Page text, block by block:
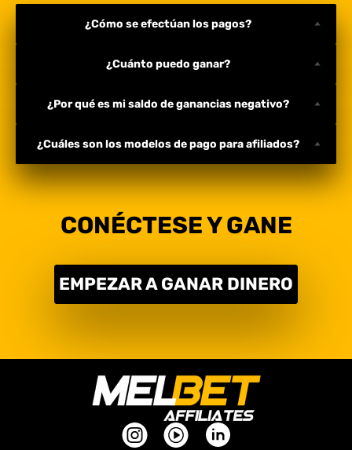
¿Cómo se efectúan los pagos?
¿Cuánto puedo ganar?
¿Por qué es mi saldo de ganancias negativo?
¿Cuáles son los modelos de pago para afiliados?
CONÉCTESE Y GANE
EMPEZAR A GANAR DINERO